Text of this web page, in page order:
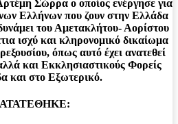
Σώρρα ο οποίος ενέργησε για
Ελλήνων που ζουν στην Ελλάδα
του Αμετακλήτου- Αορίστου
ισχύ και κληρονομικό δικαίωμα
όπως αυτό έχει ανατεθεί
και Εκκλησιαστικούς Φορείς
και στο Εξωτερικό.